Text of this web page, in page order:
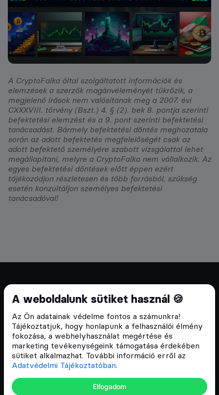
A weboldalunk sütiket használ 🍪
Az Ön adatainak védelme fontos a számunkra!
Tájékoztatjuk, hogy honlapunk a felhasználói élmény
fokozása, a webhelyhasználat megértése és
marketing tevékenységeink támogatása érdekében
sütiket alkalmazhat. További információ erről az
Adatvédelmi Tájékoztatóban.
Elfogadom
A CryptoFalka által szolgáltatott információk és
elemzések a szerzők magánvéleményét tükrözik, a
megjelenő írások nem valósítanak meg a 2007. évi
CXXXVIII. törvény (Bszt.) 4. § (2). bek 8. pontja szerinti
befektetési elemzést és a 9. pont szerinti befektetési
tanácsadást. Bármely befektetési döntés meghozatala
során az adott befektetés megfelelőségét csak az
adott befektető személyére szabott vizsgálattal lehet
megállapítani, melyre a CryptoFalka nem vállalkozik. Az
egyes befektetési döntések előtt éppen ezért
tájékozódjon részletesen és több forrásból, szükség
esetén konzultáljon személyes befektetési
tanácsadóval!
Cryptofalka 2018 óta
Szívünkön viseljük a blokklánc technológia
népszerűsítését Magyarországon, ezért 2018 óta a
Cryptofalka célja, hogy biztosítsa a hazai közösség
és vállalatok digitális oktatását és fejlődését.
Oldalak